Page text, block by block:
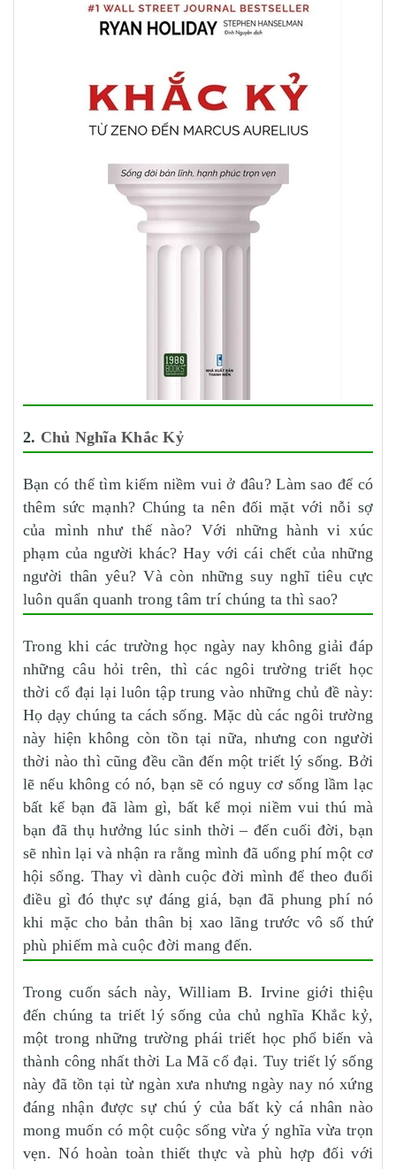
2. Chủ Nghĩa Khắc Kỷ
Bạn có thể tìm kiếm niềm vui ở đâu? Làm sao để có
thêm sức mạnh? Chúng ta nên đối mặt với nỗi sợ
của mình như thế nào? Với những hành vi xúc
phạm của người khác? Hay với cái chết của những
người thân yêu? Và còn những suy nghĩ tiêu cực
luôn quẩn quanh trong tâm trí chúng ta thì sao?
Trong khi các trường học ngày nay không giải đáp
những câu hỏi trên, thì các ngôi trường triết học
thời cổ đại lại luôn tập trung vào những chủ đề này:
Họ dạy chúng ta cách sống. Mặc dù các ngôi trường
này hiện không còn tồn tại nữa, nhưng con người
thời nào thì cũng đều cần đến một triết lý sống. Bởi
lẽ nếu không có nó, bạn sẽ có nguy cơ sống lầm lạc
bất kể bạn đã làm gì, bất kể mọi niềm vui thú mà
bạn đã thụ hưởng lúc sinh thời – đến cuối đời, bạn
sẽ nhìn lại và nhận ra rằng mình đã uổng phí một cơ
hội sống. Thay vì dành cuộc đời mình để theo đuổi
điều gì đó thực sự đáng giá, bạn đã phung phí nó
khi mặc cho bản thân bị xao lãng trước vô số thứ
phù phiếm mà cuộc đời mang đến.
Trong cuốn sách này, William B. Irvine giới thiệu
đến chúng ta triết lý sống của chủ nghĩa Khắc kỷ,
một trong những trường phái triết học phổ biến và
thành công nhất thời La Mã cổ đại. Tuy triết lý sống
này đã tồn tại từ ngàn xưa nhưng ngày nay nó xứng
đáng nhận được sự chú ý của bất kỳ cá nhân nào
mong muốn có một cuộc sống vừa ý nghĩa vừa trọn
vẹn. Nó hoàn toàn thiết thực và phù hợp đối với